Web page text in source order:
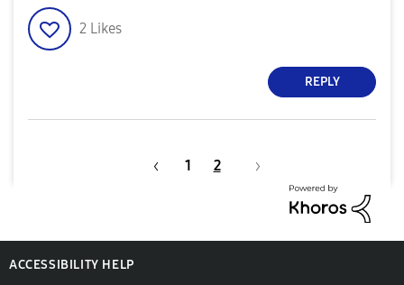
2 Likes
REPLY
1 2
ACCESSIBILITY HELP